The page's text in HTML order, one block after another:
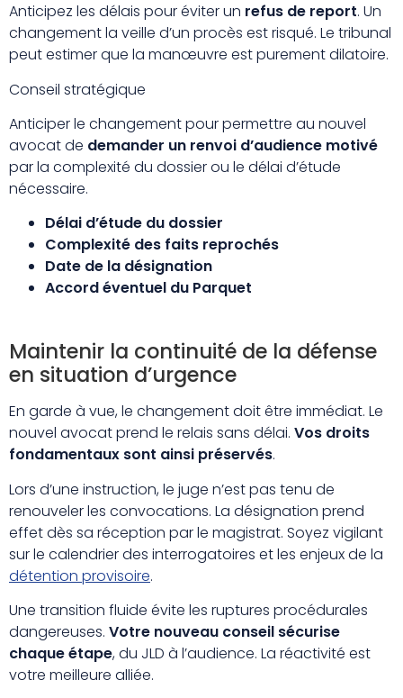
Anticipez les délais pour éviter un refus de report. Un
changement la veille d’un procès est risqué. Le tribunal
peut estimer que la manœuvre est purement dilatoire.
Conseil stratégique
Anticiper le changement pour permettre au nouvel
avocat de demander un renvoi d’audience motivé
par la complexité du dossier ou le délai d’étude
nécessaire.
Délai d’étude du dossier
Complexité des faits reprochés
Date de la désignation
Accord éventuel du Parquet
Maintenir la continuité de la défense
en situation d’urgence
En garde à vue, le changement doit être immédiat. Le
nouvel avocat prend le relais sans délai. Vos droits
fondamentaux sont ainsi préservés.
Lors d’une instruction, le juge n’est pas tenu de
renouveler les convocations. La désignation prend
effet dès sa réception par le magistrat. Soyez vigilant
sur le calendrier des interrogatoires et les enjeux de la
détention provisoire.
Une transition fluide évite les ruptures procédurales
dangereuses. Votre nouveau conseil sécurise
chaque étape, du JLD à l’audience. La réactivité est
votre meilleure alliée.